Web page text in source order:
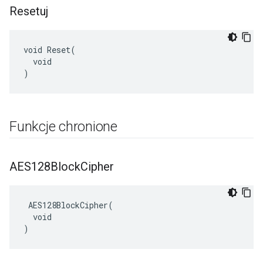
Resetuj
void Reset(
  void
)
Funkcje chronione
AES128BlockCipher
AES128BlockCipher(
  void
)